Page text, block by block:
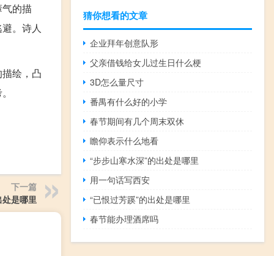
的描
。诗人
绘，凸
下一篇
是哪里
猜你想看的文章
企业拜年创意队形
父亲借钱给女儿过生日什么梗
3D怎么量尺寸
番禺有什么好的小学
春节期间有几个周末双休
瞻仰表示什么地看
“步步山寒水深”的出处是哪里
用一句话写西安
“已恨过芳蹊”的出处是哪里
春节能办理酒席吗